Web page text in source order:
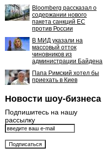
Bloomberg рассказал о
содержании нового
пакета санкций ЕС
против России
В МИД указали на
массовый отток
чиновников из
администрации Байдена
Папа Римский хотел бы
приехать в Киев
Новости шоу-бизнеса
Подпишитесь на нашу
рассылку